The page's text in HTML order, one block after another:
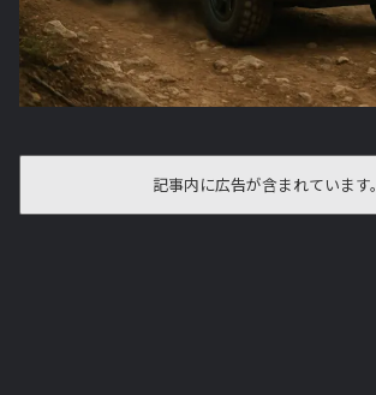
記事内に広告が含まれています。